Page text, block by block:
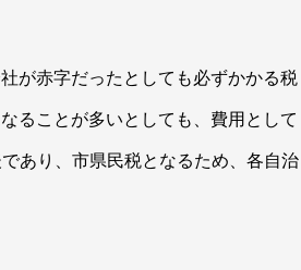
が赤字だったとしても必ずかかる税
ることが多いとしても、費用として
あり、市県民税となるため、各自治